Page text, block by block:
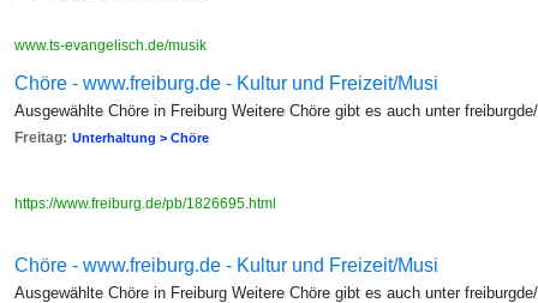
www.ts-evangelisch.de/musik
Chöre - www.freiburg.de - Kultur und Freizeit/Musi
Ausgewählte Chöre in Freiburg Weitere Chöre gibt es auch unter
Freitag: Unterhaltung > Chöre
https://www.freiburg.de/pb/1826695.html
Chöre - www.freiburg.de - Kultur und Freizeit/Musi
Ausgewählte Chöre in Freiburg Weitere Chöre gibt es auch unter